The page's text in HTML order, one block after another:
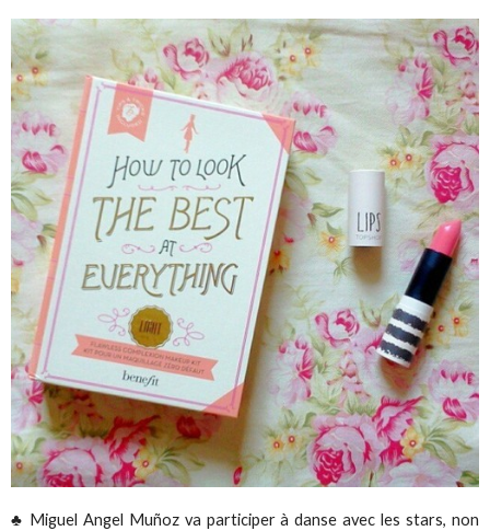
♣ Miguel Angel Muñoz va participer à danse avec les stars, non